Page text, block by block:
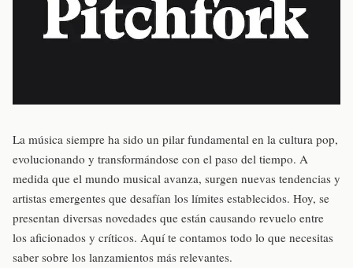
La música siempre ha sido un pilar fundamental en la cultura pop,
evolucionando y transformándose con el paso del tiempo. A
medida que el mundo musical avanza, surgen nuevas tendencias y
artistas emergentes que desafían los límites establecidos. Hoy, se
presentan diversas novedades que están causando revuelo entre
los aficionados y críticos. Aquí te contamos todo lo que necesitas
saber sobre los lanzamientos más relevantes.